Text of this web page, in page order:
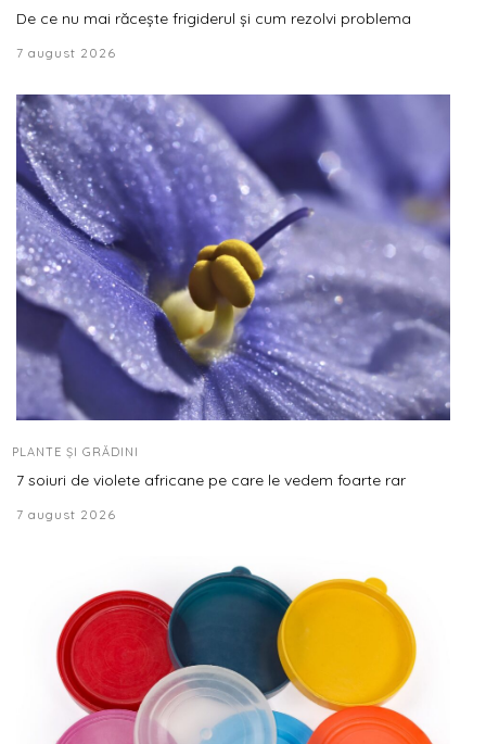
De ce nu mai răcește frigiderul și cum rezolvi problema
7 august 2026
PLANTE ȘI GRĂDINI
7 soiuri de violete africane pe care le vedem foarte rar
7 august 2026